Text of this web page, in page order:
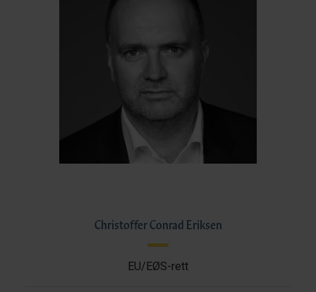
Christoffer Conrad Eriksen
EU/EØS-rett